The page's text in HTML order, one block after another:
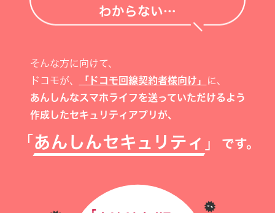
わからない…
そんな方に向けて、
ドコモが、
「ドコモ回線契約者様向け」
に、
あんしんなスマホライフを送っていただけるよう
作成したセキュリティアプリが、
「 あんしんセキュリティ 」 です。